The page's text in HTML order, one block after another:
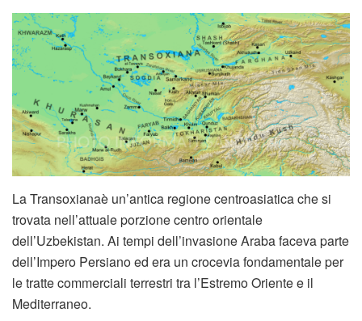
La Transoxianaè un’antica regione centroasiatica che si
trovata nell’attuale porzione centro orientale
dell’Uzbekistan. Ai tempi dell’invasione Araba faceva parte
dell’Impero Persiano ed era un crocevia fondamentale per
le tratte commerciali terrestri tra l’Estremo Oriente e il
Mediterraneo.